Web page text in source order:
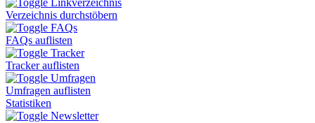
Linkverzeichnis
Verzeichnis durchstöbern
FAQs
FAQs auflisten
Tracker
Tracker auflisten
Umfragen
Umfragen auflisten
Statistiken
Newsletter